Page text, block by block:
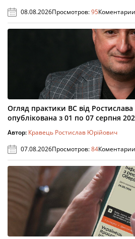
08.08.2026Просмотров:95
Огляд практики ВС від
опублікована з 01 по 07 серпня
Автор: Кравець Ростислав Юрійович
07.08.2026Просмотров:84